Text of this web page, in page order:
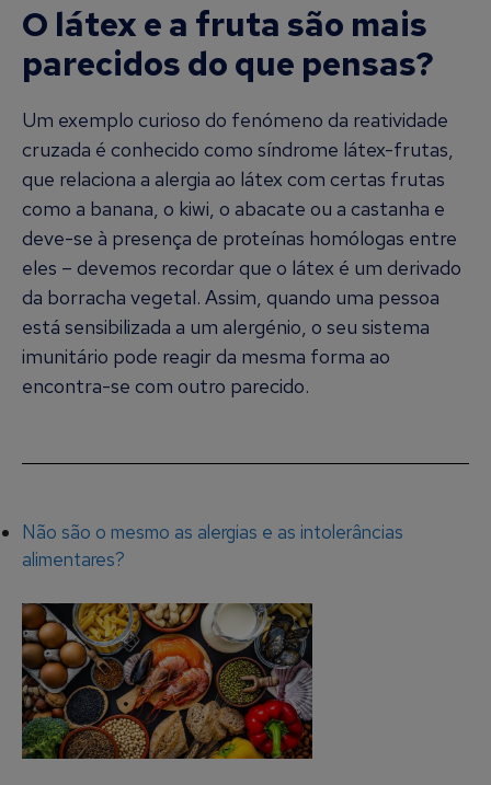
O látex e a fruta são mais
parecidos do que pensas?
Um exemplo curioso do fenómeno da reatividade
cruzada é conhecido como síndrome látex-frutas,
que relaciona a alergia ao látex com certas frutas
como a banana, o kiwi, o abacate ou a castanha e
deve-se à presença de proteínas homólogas entre
eles – devemos recordar que o látex é um derivado
da borracha vegetal. Assim, quando uma pessoa
está sensibilizada a um alergénio, o seu sistema
imunitário pode reagir da mesma forma ao
encontra-se com outro parecido.
Não são o mesmo as alergias e as intolerâncias
alimentares?